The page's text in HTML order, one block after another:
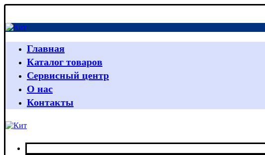
Главная
Каталог товаров
Сервисный центр
О нас
Контакты